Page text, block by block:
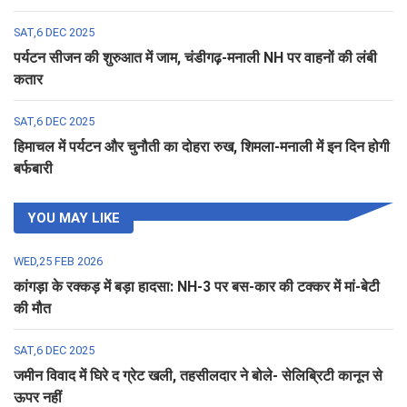
SAT,6 DEC 2025
पर्यटन सीजन की शुरुआत में जाम, चंडीगढ़-मनाली NH पर वाहनों की लंबी
कतार
SAT,6 DEC 2025
हिमाचल में पर्यटन और चुनौती का दोहरा रुख, शिमला-मनाली में इन दिन होगी
बर्फबारी
YOU MAY LIKE
WED,25 FEB 2026
कांगड़ा के रक्कड़ में बड़ा हादसा: NH-3 पर बस-कार की टक्कर में मां-बेटी
की मौत
SAT,6 DEC 2025
जमीन विवाद में घिरे द ग्रेट खली, तहसीलदार ने बोले- सेलिब्रिटी कानून से
ऊपर नहीं